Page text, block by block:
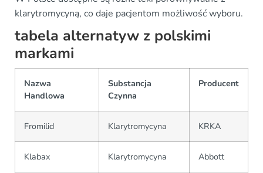
klarytromycyną, co daje pacjentom możliwość wyboru.
tabela alternatyw z polskimi
markami
Nazwa
Handlowa
Substancja
Czynna
Producent
Fromilid Klarytromycyna KRKA
Klabax Klarytromycyna Abbott